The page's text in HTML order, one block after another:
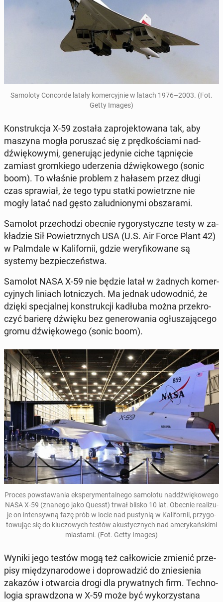
Sa­mo­lo­ty Con­cor­de latały ko­mer­cyj­nie w latach 1976–2003. (Fot.
Getty Images)
Kon­struk­cja X-59 została za­pro­jek­to­wa­na tak, aby
maszyna mogła po­ru­szać się z pręd­ko­ścia­mi nad­
dźwię­ko­wy­mi, ge­ne­ru­jąc jedynie ciche tąp­nię­cie
zamiast grom­kie­go ude­rze­nia dźwię­ko­we­go (sonic
boom). To właśnie problem z hałasem przez długi
czas spra­wiał, że tego typu statki po­wietrz­ne nie
mogły latać nad gęsto za­lud­nio­ny­mi ob­sza­ra­mi.
Samolot prze­cho­dzi obecnie ry­go­ry­stycz­ne testy w za­
kła­dzie Sił Po­wietrz­nych USA (U.S. Air Force Plant 42)
w Palm­da­le w Ka­li­for­nii, gdzie we­ry­fi­ko­wa­ne są
systemy bez­pie­czeń­stwa.
Samolot NASA X-59 nie będzie latał w żadnych ko­mer­
cyj­nych liniach lot­ni­czych. Ma jednak udo­wod­nić, że
dzięki spe­cjal­nej kon­struk­cji kadłuba można prze­kro­
czyć barierę dźwięku bez ge­ne­ro­wa­nia ogłu­sza­ją­ce­go
gromu dźwię­ko­we­go (sonic boom).
Proces po­wsta­wa­nia eks­pe­ry­men­tal­ne­go sa­mo­lo­tu nad­dźwię­ko­we­go
NASA X-59 (znanego jako Quesst) trwał blisko 10 lat. Obecnie re­ali­zu­
je on in­ten­syw­ną fazę prób w locie nad pu­sty­nią w Ka­li­for­nii, przy­go­
to­wu­jąc się do klu­czo­wych testów aku­stycz­nych nad ame­ry­kań­ski­mi
mia­sta­mi. (Fot. Getty Images)
Wyniki jego testów mogą też cał­ko­wi­cie zmienić prze­
pi­sy mię­dzy­na­ro­do­we i do­pro­wa­dzić do znie­sie­nia
zakazów i otwar­cia drogi dla pry­wat­nych firm. Tech­no­
lo­gia spraw­dzo­na w X-59 może być wy­ko­rzy­sta­na